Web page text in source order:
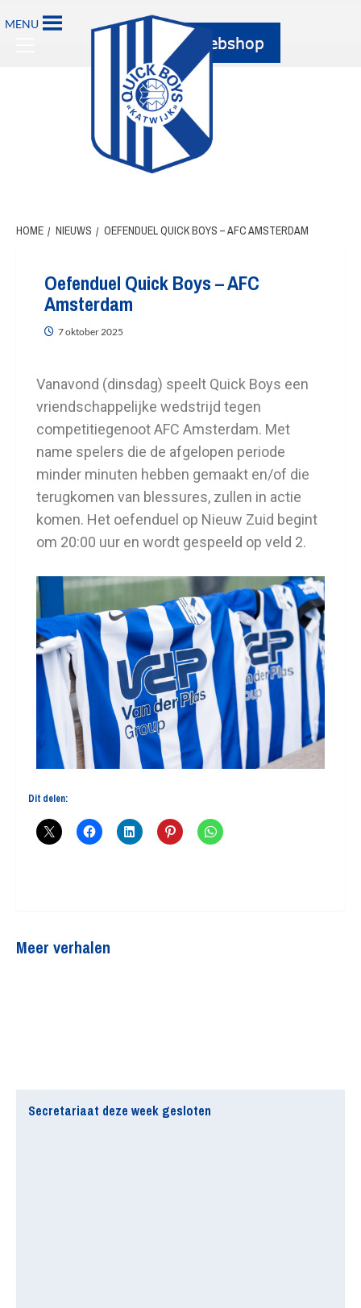
MENU
HOME NIEUWS OEFENDUEL QUICK BOYS – AFC AMSTERDAM
Oefenduel Quick Boys – AFC
Amsterdam
7 oktober 2025
Vanavond (dinsdag) speelt Quick Boys een
vriendschappelijke wedstrijd tegen
competitiegenoot AFC Amsterdam. Met
name spelers die de afgelopen periode
minder minuten hebben gemaakt en/of die
terugkomen van blessures, zullen in actie
komen. Het oefenduel op Nieuw Zuid begint
om 20:00 uur en wordt gespeeld op veld 2.
Dit delen:
Meer verhalen
Secretariaat deze week gesloten